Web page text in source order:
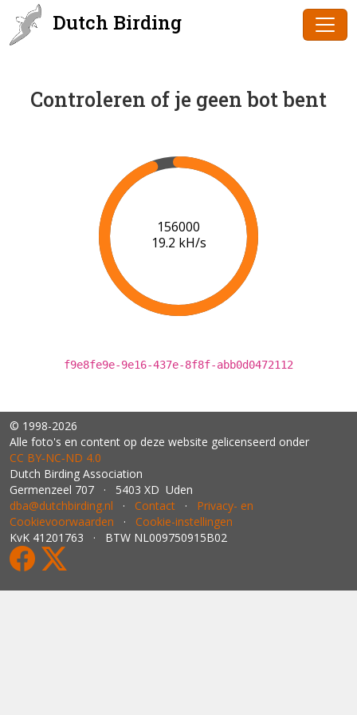
Dutch Birding
Controleren of je geen bot bent
158000
19.2 kH/s
f9e8fe9e-9e16-437e-8f8f-abb0d0472112
© 1998-2026
Alle foto's en content op deze website gelicenseerd onder
CC BY‑NC‑ND 4.0
Dutch Birding Association
Germenzeel 707 · 5403 XD Uden
dba@dutchbirding.nl · Contact · Privacy- en
Cookievoorwaarden · Cookie-instellingen
KvK 41201763 · BTW NL009750915B02